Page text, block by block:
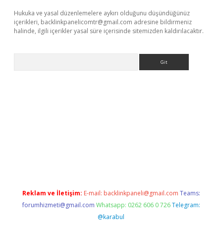
Hukuka ve yasal düzenlemelere aykırı olduğunu düşündüğünüz
içerikleri, backlinkpanelicomtr@gmail.com adresine bildirmeniz
halinde, ilgili içerikler yasal süre içerisinde sitemizden kaldırılacaktır.
Reklam ve İletişim: E-mail: backlinkpaneli@gmail.com Teams:
forumhizmeti@gmail.com Whatsapp: 0262 606 0 726 Telegram:
@karabul